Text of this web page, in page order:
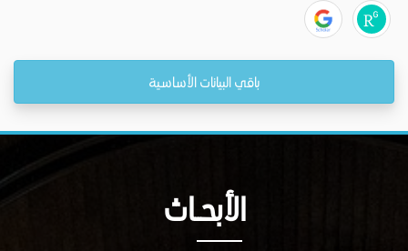
باقي البيانات الأساسية
الأبحــاث